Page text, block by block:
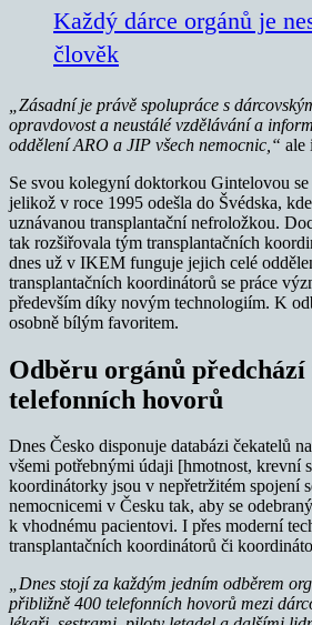
Každý dárce orgánů je
člověk
„Zásadní je právě spolupráce s
opravdovost a neustálé vzdělávání a
oddělení ARO a JIP všech nemocnic,“ ale
Se svou kolegyní doktorkou Gintelovou
jelikož v roce 1995 odešla do Švédska,
uznávanou transplantační nefroložkou.
tak rozšiřovala tým transplantačních
dnes už v IKEM funguje jejich celé
transplantačních koordinátorů se práce
především díky novým technologiím. K
osobně bílým favoritem.
Odběru orgánů předchází
telefonních hovorů
Dnes Česko disponuje databázi čekatelů
všemi potřebnými údaji [hmotnost, krevní
koordinátorky jsou v nepřetržitém spojení
nemocnicemi v Česku tak, aby se
k vhodnému pacientovi. I přes moderní
transplantačních koordinátorů či
„Dnes stojí za každým jedním odběrem
přibližně 400 telefonních hovorů mezi